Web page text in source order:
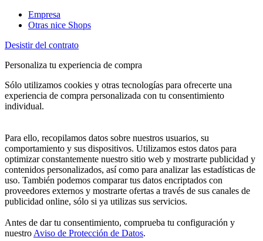
Empresa
Otras nice Shops
Desistir del contrato
Personaliza tu experiencia de compra
Sólo utilizamos cookies y otras tecnologías para ofrecerte una
experiencia de compra personalizada con tu consentimiento
individual.
Para ello, recopilamos datos sobre nuestros usuarios, su
comportamiento y sus dispositivos. Utilizamos estos datos para
optimizar constantemente nuestro sitio web y mostrarte publicidad y
contenidos personalizados, así como para analizar las estadísticas de
uso. También podemos comparar tus datos encriptados con
proveedores externos y mostrarte ofertas a través de sus canales de
publicidad online, sólo si ya utilizas sus servicios.
Antes de dar tu consentimiento, comprueba tu configuración y
nuestro Aviso de Protección de Datos.